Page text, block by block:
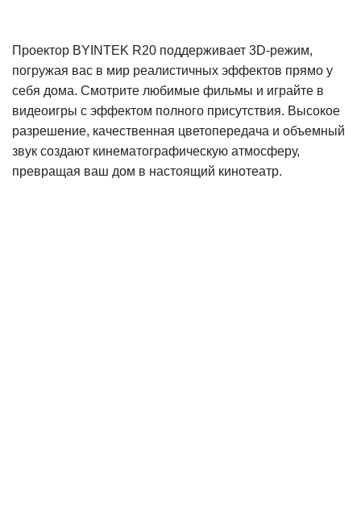
Проектор BYINTEK R20 поддерживает 3D-режим,
погружая вас в мир реалистичных эффектов прямо у
себя дома. Смотрите любимые фильмы и играйте в
видеоигры с эффектом полного присутствия. Высокое
разрешение, качественная цветопередача и объемный
звук создают кинематографическую атмосферу,
превращая ваш дом в настоящий кинотеатр.